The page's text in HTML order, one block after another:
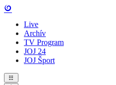
Live
Archív
TV Program
JOJ 24
JOJ Šport